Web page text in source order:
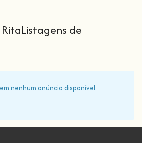
de
nenhum anúncio disponível